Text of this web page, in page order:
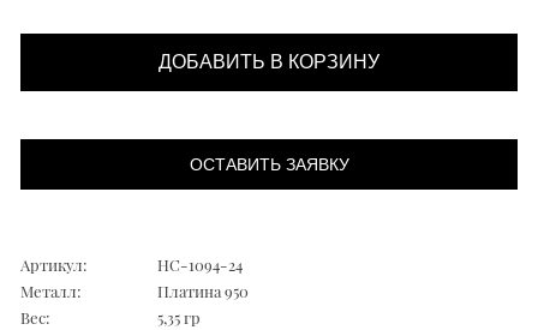
ДОБАВИТЬ В КОРЗИНУ
ОСТАВИТЬ ЗАЯВКУ
Артикул:
НС-1094-24
Металл:
Платина 950
Вес:
5,35 гр